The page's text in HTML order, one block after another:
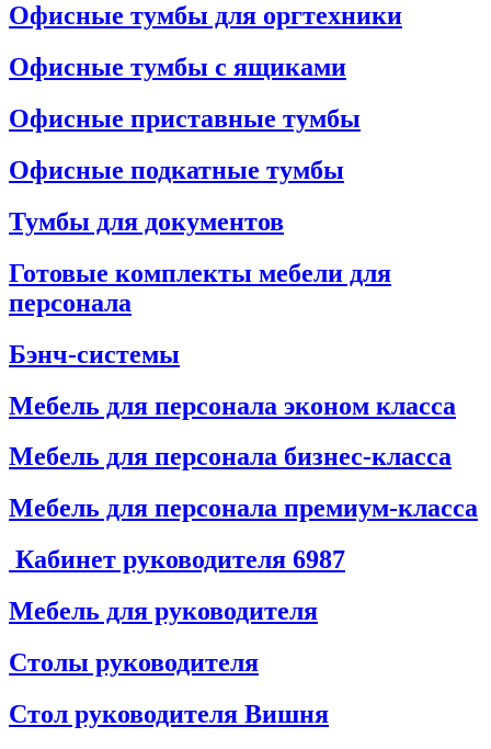
Офисные тумбы для оргтехники
Офисные тумбы с ящиками
Офисные приставные тумбы
Офисные подкатные тумбы
Тумбы для документов
Готовые комплекты мебели для
персонала
Бэнч-системы
Мебель для персонала эконом класса
Мебель для персонала бизнес-класса
Мебель для персонала премиум-класса
Кабинет руководителя 6987
Мебель для руководителя
Столы руководителя
Стол руководителя Вишня